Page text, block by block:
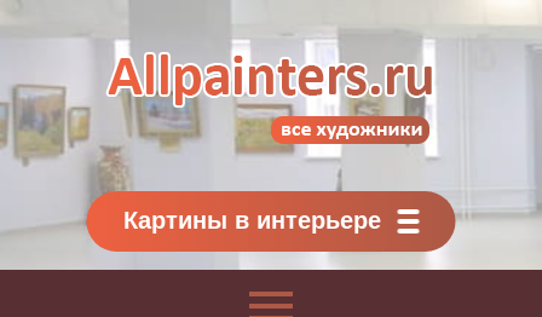
Картины классиков
и современников
Картины в интерьере